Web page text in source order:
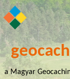
a Magyar